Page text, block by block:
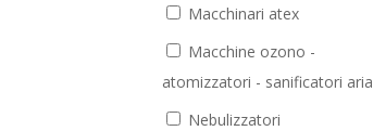
Macchinari atex
Macchine ozono -
atomizzatori - sanificatori aria
Nebulizzatori